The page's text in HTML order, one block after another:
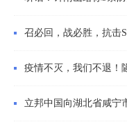
召必回，战必胜，抗击
疫情不灭，我们不退！
立邦中国向湖北省咸宁